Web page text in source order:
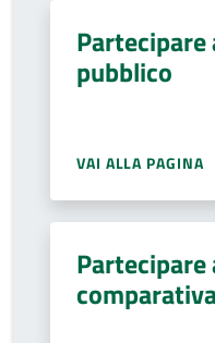
Partecipare
pubblico
VAI ALLA PAGINA
Partecipare